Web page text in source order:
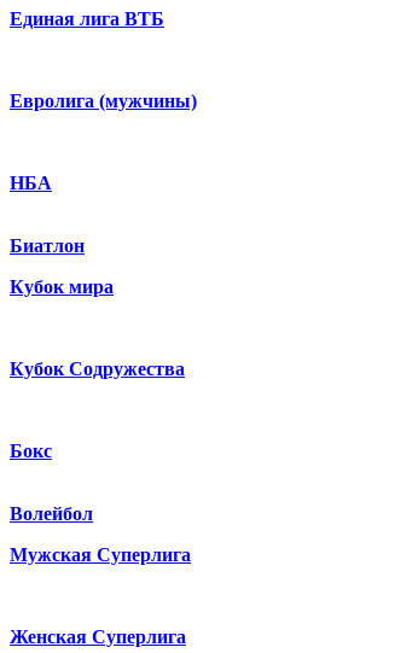
Единая лига ВТБ
Евролига (мужчины)
НБА
Биатлон
Кубок мира
Кубок Содружества
Бокс
Волейбол
Мужская Суперлига
Женская Суперлига